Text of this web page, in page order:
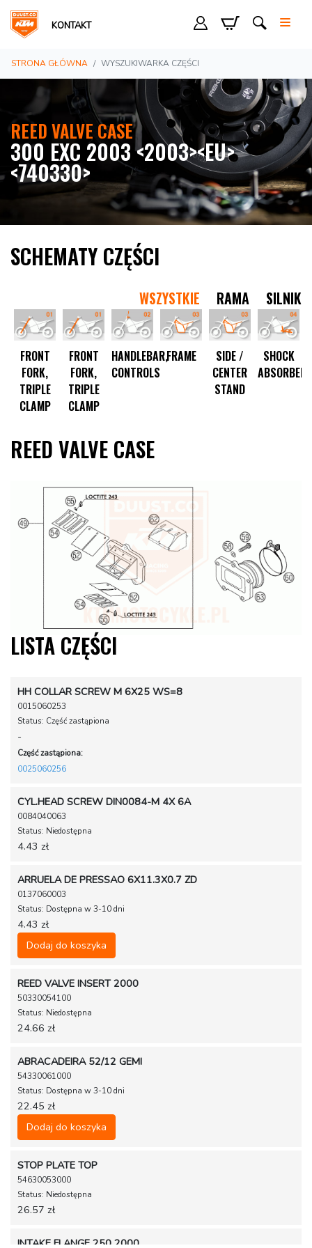
KONTAKT
STRONA GŁÓWNA WYSZUKIWARKA CZĘŚCI
REED VALVE CASE
300 EXC 2003 <2003><EU>
<740330>
SCHEMATY CZĘŚCI
WSZYSTKIE RAMA SILNIK
FRONT
FORK,
TRIPLE
CLAMP
FRONT
FORK,
TRIPLE
CLAMP
HANDLEBAR,
CONTROLS
FRAME
SIDE /
CENTER
STAND
SHOCK
ABSORBER
REED VALVE CASE
LISTA CZĘŚCI
HH COLLAR SCREW M 6X25 WS=8
0015060253
Status: Część zastąpiona
-
Część zastąpiona:
0025060256
CYL.HEAD SCREW DIN0084-M 4X 6A
0084040063
Status: Niedostępna
4.43 zł
ARRUELA DE PRESSAO 6X11.3X0.7 ZD
0137060003
Status: Dostępna w 3-10 dni
4.43 zł
Dodaj do koszyka
REED VALVE INSERT 2000
50330054100
Status: Niedostępna
24.66 zł
ABRACADEIRA 52/12 GEMI
54330061000
Status: Dostępna w 3-10 dni
22.45 zł
Dodaj do koszyka
STOP PLATE TOP
54630053000
Status: Niedostępna
26.57 zł
INTAKE FLANGE 250 2000